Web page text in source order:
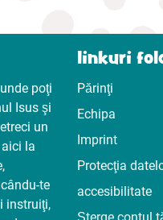
poţi
Isus şi
un
la
te
instruiţi,
linkuri
Părinţi
Echipa
Imprint
Protecţia
accesibilitate